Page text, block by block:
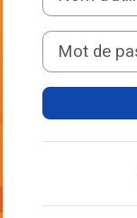
Mot de passe